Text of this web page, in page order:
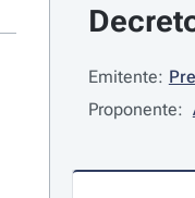
Emitente:
Proponente: